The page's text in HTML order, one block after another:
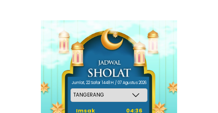
Jum'at, 22 Safar 1448 H / 07 Agustus 2026
Imsak
04:36